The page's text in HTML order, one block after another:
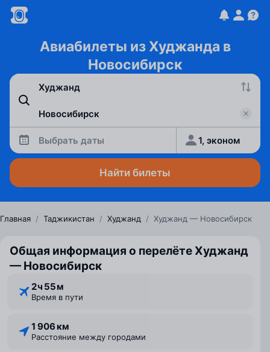
Авиабилеты из Худжанда в
Новосибирск
Выбрать даты 1, эконом
Найти билеты
Главная / Таджикистан / Худжанд / Худжанд — Новосибирск
Общая информация о перелёте Худжанд
— Новосибирск
2 ⁠ч 55 ⁠м
Время в пути
1 906 км
Расстояние между городами